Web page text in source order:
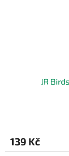
JR
139 Kč